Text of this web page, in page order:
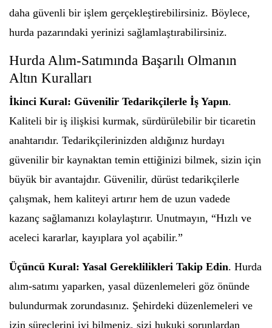
daha güvenli bir işlem gerçekleştirebilirsiniz. Böylece,
hurda pazarındaki yerinizi sağlamlaştırabilirsiniz.
Hurda Alım-Satımında Başarılı Olmanın
Altın Kuralları
İkinci Kural: Güvenilir Tedarikçilerle İş Yapın.
Kaliteli bir iş ilişkisi kurmak, sürdürülebilir bir ticaretin
anahtarıdır. Tedarikçilerinizden aldığınız hurdayı
güvenilir bir kaynaktan temin ettiğinizi bilmek, sizin için
büyük bir avantajdır. Güvenilir, dürüst tedarikçilerle
çalışmak, hem kaliteyi artırır hem de uzun vadede
kazanç sağlamanızı kolaylaştırır. Unutmayın, “Hızlı ve
aceleci kararlar, kayıplara yol açabilir.”
Üçüncü Kural: Yasal Gereklilikleri Takip Edin. Hurda
alım-satımı yaparken, yasal düzenlemeleri göz önünde
bulundurmak zorundasınız. Şehirdeki düzenlemeleri ve
izin süreçlerini iyi bilmeniz, sizi hukuki sorunlardan